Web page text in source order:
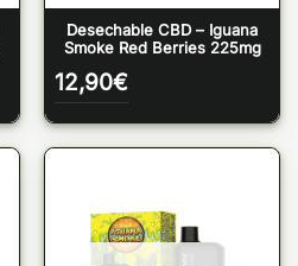
Desechable CBD – Iguana
Smoke Red Berries 225mg
12,90€